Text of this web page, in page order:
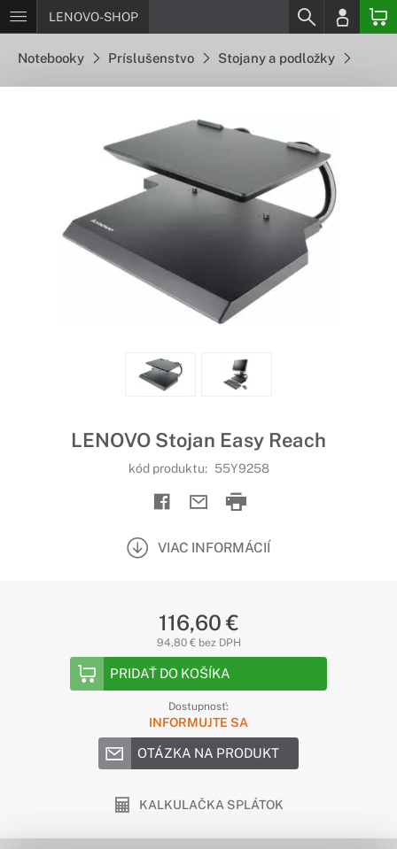
LENOVO-SHOP
Notebooky Príslušenstvo Stojany a podložky
LENOVO Stojan Easy Reach
kód produktu: 55Y9258
VIAC INFORMÁCIÍ
116,60 €
94,80 € bez DPH
PRIDAŤ DO KOŠÍKA
Dostupnosť:
INFORMUJTE SA
OTÁZKA NA PRODUKT
KALKULAČKA SPLÁTOK